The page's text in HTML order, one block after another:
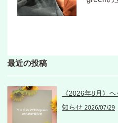
最近の投稿
《2026年8月》
知らせ 2026/07/29